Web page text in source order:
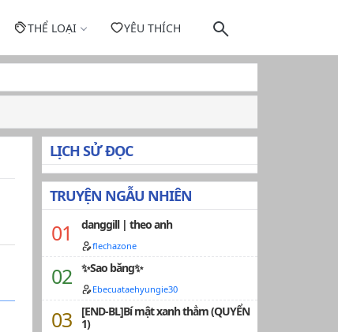
THỂ LOẠI YÊU THÍCH
LỊCH SỬ ĐỌC
TRUYỆN NGẪU NHIÊN
danggill | theo anh
flechazone
✨Sao băng✨
Ebecuataehyungie30
[END-BL]Bí mật xanh thẳm (QUYỂN
1)